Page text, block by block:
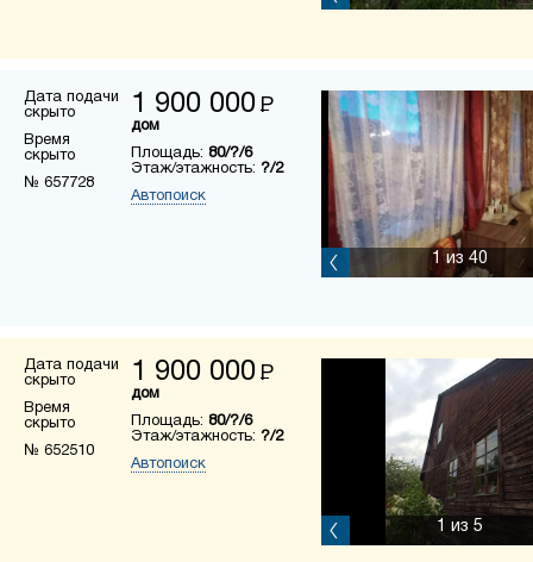
Дата подачи
скрыто
Время
скрыто
№ 657728
1 900 000 Р
дом
Площадь: 80/?/6
Этаж/этажность: ?/2
Автопоиск
1 из 40
Дата подачи
скрыто
Время
скрыто
№ 652510
1 900 000 Р
дом
Площадь: 80/?/6
Этаж/этажность: ?/2
Автопоиск
1 из 5